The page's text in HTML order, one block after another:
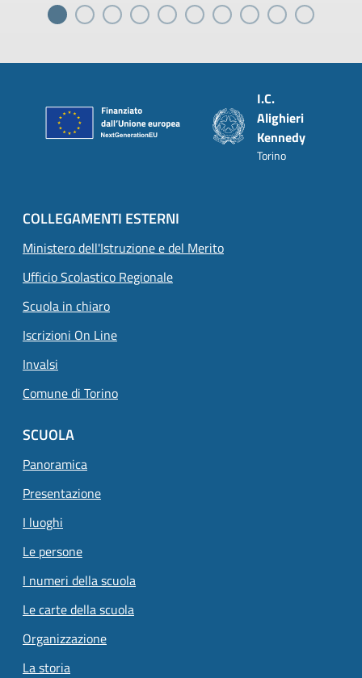
I.C.
Alighieri
Kennedy
Torino
COLLEGAMENTI ESTERNI
Ministero dell'Istruzione e del Merito
Ufficio Scolastico Regionale
Scuola in chiaro
Iscrizioni On Line
Invalsi
Comune di Torino
SCUOLA
Panoramica
Presentazione
I luoghi
Le persone
I numeri della scuola
Le carte della scuola
Organizzazione
La storia